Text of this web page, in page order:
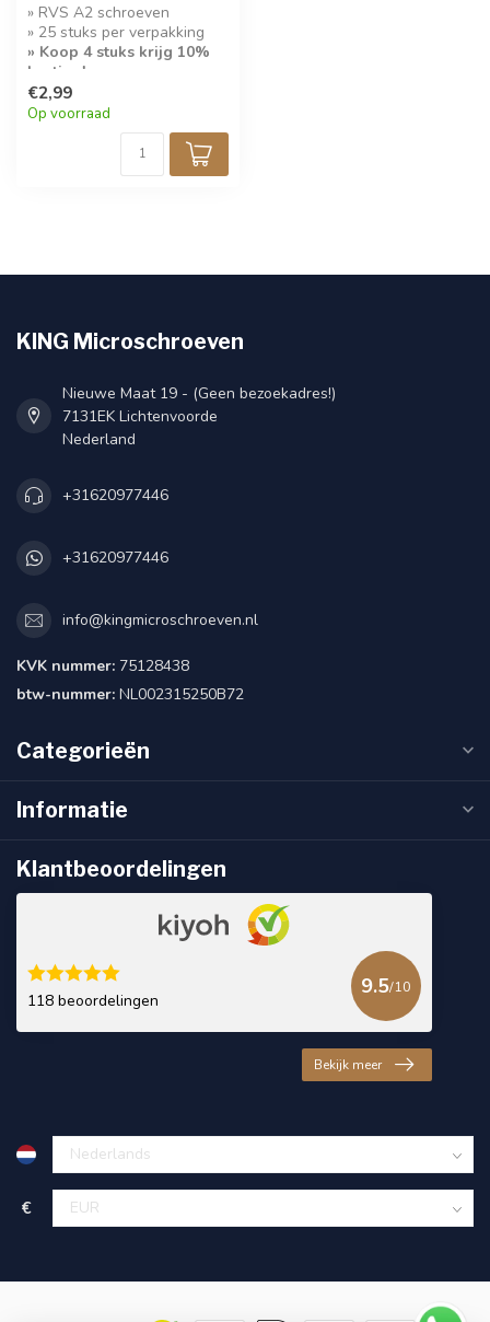
» RVS A2 schroeven
» 25 stuks per verpakking
» Koop 4 stuks krijg 10%
korting!
€2,99
Op voorraad
KING Microschroeven
Nieuwe Maat 19 - (Geen bezoekadres!)
7131EK Lichtenvoorde
Nederland
+31620977446
+31620977446
info@kingmicroschroeven.nl
KVK nummer: 75128438
btw-nummer: NL002315250B72
Categorieën
Informatie
Klantbeoordelingen
118 beoordelingen
9.5/10
Bekijk meer
€